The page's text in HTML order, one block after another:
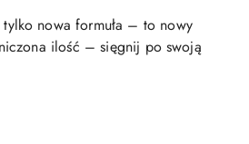
nowa formuła – to nowy
ilość – sięgnij po swoją